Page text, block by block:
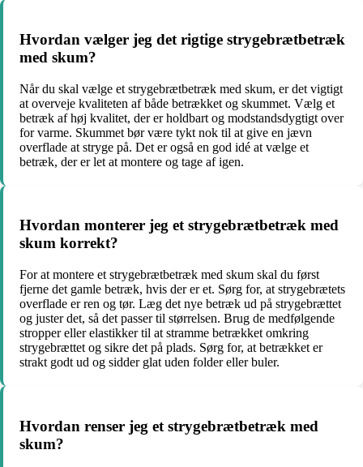
Hvordan vælger jeg det rigtige strygebrætbetræk
med skum?
Når du skal vælge et strygebrætbetræk med skum, er det vigtigt
at overveje kvaliteten af både betrækket og skummet. Vælg et
betræk af høj kvalitet, der er holdbart og modstandsdygtigt over
for varme. Skummet bør være tykt nok til at give en jævn
overflade at stryge på. Det er også en god idé at vælge et
betræk, der er let at montere og tage af igen.
Hvordan monterer jeg et strygebrætbetræk med
skum korrekt?
For at montere et strygebrætbetræk med skum skal du først
fjerne det gamle betræk, hvis der er et. Sørg for, at strygebrætets
overflade er ren og tør. Læg det nye betræk ud på strygebrættet
og juster det, så det passer til størrelsen. Brug de medfølgende
stropper eller elastikker til at stramme betrækket omkring
strygebrættet og sikre det på plads. Sørg for, at betrækket er
strakt godt ud og sidder glat uden folder eller buler.
Hvordan renser jeg et strygebrætbetræk med
skum?